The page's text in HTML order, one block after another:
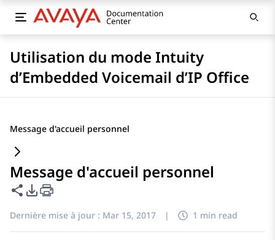
Utilisation du mode Intuity
d’Embedded Voicemail d’IP Office
Message d'accueil personnel
Message d'accueil personnel
Partager cette page
Options d'exportation PDF
Dernière mise à jour : Mar 15, 2017 | 1 min read